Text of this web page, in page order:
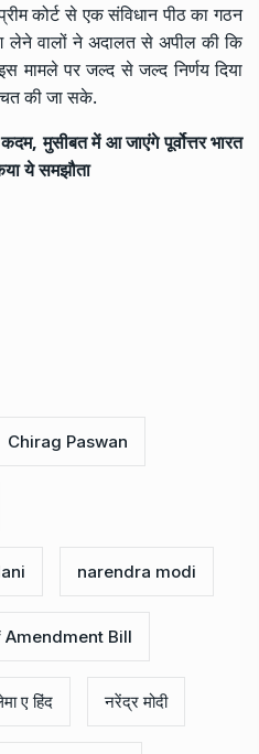
कोर्ट से एक संविधान पीठ का गठन
लेने वालों ने अदालत से अपील की कि
पर जल्द से जल्द निर्णय दिया
की जा सके.
मुसीबत में आ जाएंगे पूर्वोत्तर भारत
ये समझौता
Chirag Paswan
narendra modi
Amendment Bill
ए हिंद नरेंद्र मोदी